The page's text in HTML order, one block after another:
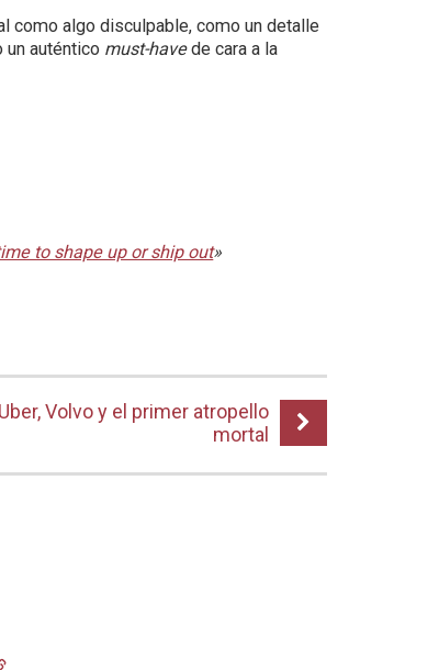
como algo disculpable, como un detalle
un auténtico must-havede cara a la
to shape up or ship out»
Uber, Volvo y el primer atropello
mortal